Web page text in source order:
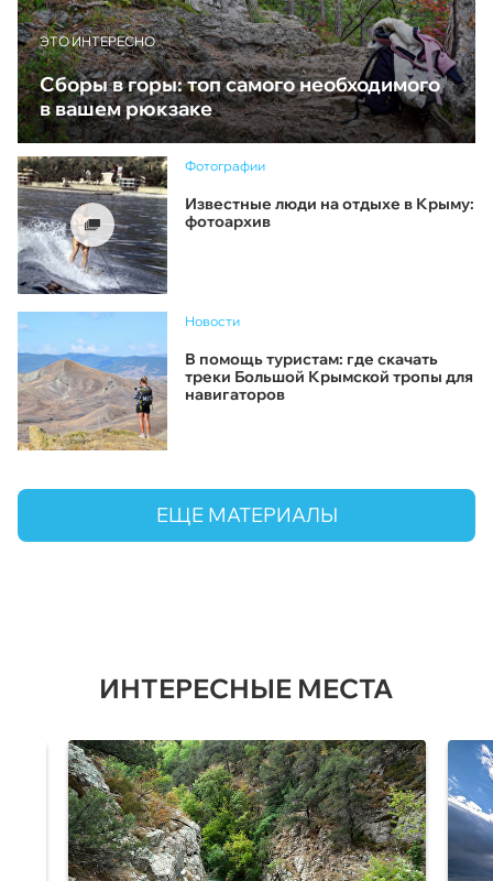
ЭТО ИНТЕРЕСНО
Сборы в горы: топ самого необходимого
в вашем рюкзаке
Фотографии
Известные люди на отдыхе в Крыму:
фотоархив
Новости
В помощь туристам: где скачать
треки Большой Крымской тропы для
навигаторов
ЕЩЕ МАТЕРИАЛЫ
ИНТЕРЕСНЫЕ МЕСТА